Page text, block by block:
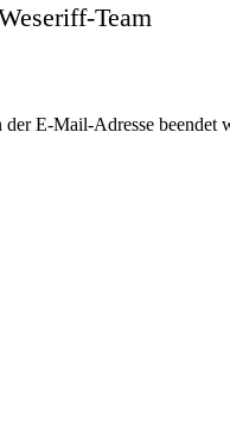
Team
E-Mail-Adresse beendet